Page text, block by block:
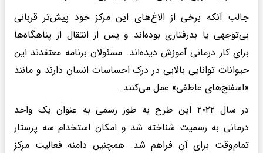
جالب آنکه برخی از الاغ‌های این مرکز خود پیش‌تر قربانی
بی‌توجهی یا بدرفتاری بوده‌اند و پس از انتقال از پناهگاه‌ها
برای کار درمانی آموزش دیده‌اند. مسئولان برنامه معتقدند این
حیوانات توانایی بالایی در درک احساسات انسان دارند و مانند
«اسفنج‌های عاطفی» عمل می‌کنند.
در سال ۲۰۲۲ این طرح به طور رسمی به عنوان یک واحد
درمانی به رسمیت شناخته شد و امکان استخدام سه پرستار
تمام‌وقت برای آن فراهم شد. همچنین دامنه فعالیت مرکز